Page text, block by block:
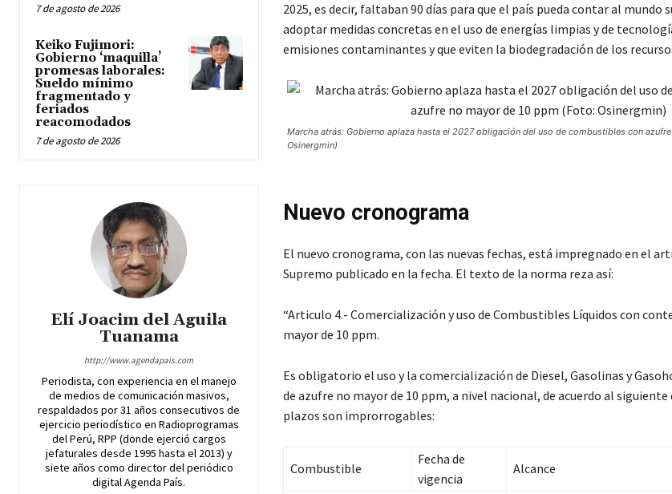
7 de agosto de 2026
Keiko Fujimori:
Gobierno ‘maquilla’
promesas laborales:
Sueldo mínimo
fragmentado y
feriados
reacomodados
7 de agosto de 2026
Elí Joacim del Aguila
Tuanama
http://www.agendapais.com
Periodista, con experiencia en el manejo
de medios de comunicación masivos,
respaldados por 31 años consecutivos de
ejercicio periodístico en Radioprogramas
del Perú, RPP (donde ejerció cargos
jefaturales desde 1995 hasta el 2013) y
siete años como director del periódico
digital Agenda País.
2025, es decir, faltaban 90 días para que el país pueda contar al mundo
adoptar medidas concretas en el uso de energías limpias y de
emisiones contaminantes y que eviten la biodegradación de los
Marcha atrás: Gobierno aplaza hasta el 2027 obligación del uso de combustibles con
Osinergmin)
Nuevo cronograma
El nuevo cronograma, con las nuevas fechas, está impregnado en el
Supremo publicado en la fecha. El texto de la norma reza así:
“Articulo 4.- Comercialización y uso de Combustibles Líquidos con
mayor de 10 ppm.
Es obligatorio el uso y la comercialización de Diesel, Gasolinas y
de azufre no mayor de 10 ppm, a nivel nacional, de acuerdo al siguiente
plazos son improrrogables:
Combustible
Fecha de
vigencia
Alcance